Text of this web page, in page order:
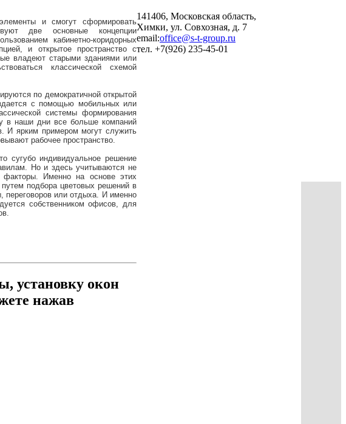
и смогут сформировать
две основные концепции
кабинетно-коридорных
и открытое пространство с
владеют старыми зданиями или
классической схемой
по демократичной открытой
с помощью мобильных или
системы формирования
в наши дни все больше компаний
И ярким примером могут служить
рабочее пространство.
сугубо индивидуальное решение
Но и здесь учитываются не
факторы. Именно на основе этих
подбора цветовых решений в
переговоров или отдыха. И именно
собственником офисов, для
установку окон
нажав
141406, Московская область,
Химки, ул. Совхозная, д. 7
email:office@s-t-group.ru
тел. +7(926) 235-45-01